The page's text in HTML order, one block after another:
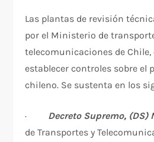
Las plantas de revisión
por el Ministerio de
telecomunicaciones de
establecer controles sobre el
chileno. Se sustenta en los
· Decreto Supremo, (DS)
de Transportes y